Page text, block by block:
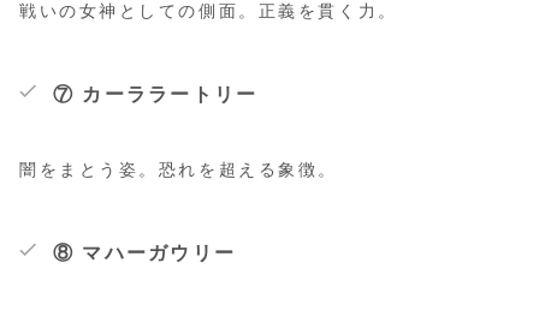
戦いの女神としての側面。正義を貫く力。
⑦ カーララートリー
闇をまとう姿。恐れを超える象徴。
⑧ マハーガウリー